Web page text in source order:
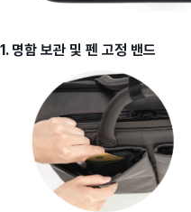
1. 명함 보관 및 펜 고정 밴드